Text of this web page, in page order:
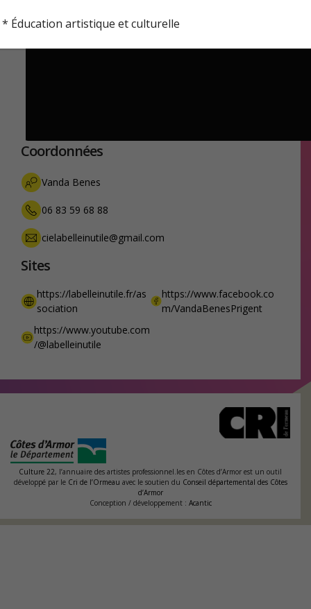
Coordonnées
Vanda Benes
06 83 59 68 88
cielabelleinutile@gmail.com
Sites
https://labelleinutile.fr/as
sociation
https://www.facebook.co
m/VandaBenesPrigent
https://www.youtube.com
/@labelleinutile
Culture 22, l’annuaire des artistes professionnel.les en Côtes d’Armor est un outil
développé par le Cri de l’Ormeau avec le soutien du Conseil départemental des Côtes
d’Armor
Conception / développement : Acantic
* Éducation artistique et culturelle